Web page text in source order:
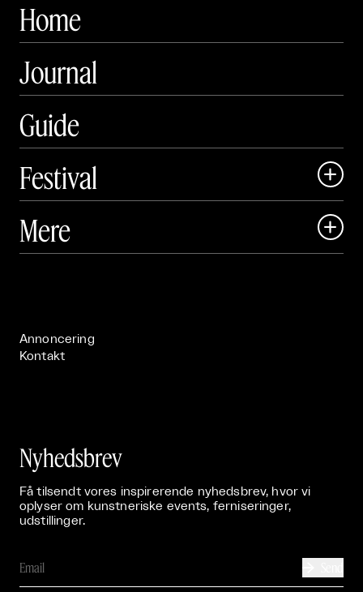
Home
Journal
Guide
Festival

 Art Matter Festival
Mere 
Annoncering
Kontakt
Nyhedsbrev
Få tilsendt vores inspirerende nyhedsbrev, hvor vi
oplyser om kunstneriske events, ferniseringer,
udstillinger.